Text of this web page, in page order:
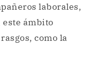
laborales,
ámbito
como la